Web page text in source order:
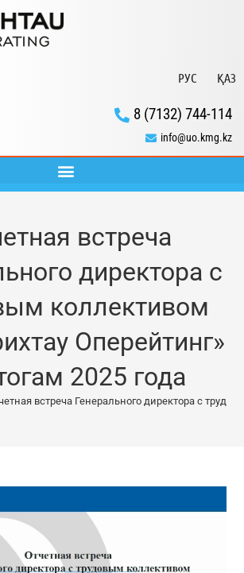
РУС ҚАЗ
8 (7132) 744-114
info@uo.kmg.kz
встреча
директора с
коллективом
Оперейтинг»
2025 года
встреча Генерального директора с